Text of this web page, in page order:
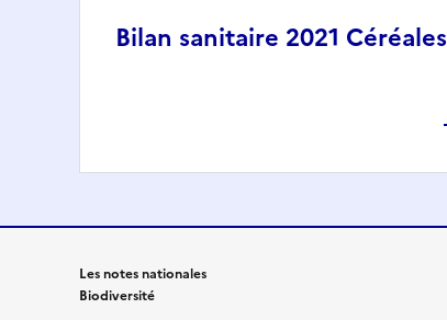
Bilan sanitaire 2021 Céréales
Les notes nationales
Biodiversité